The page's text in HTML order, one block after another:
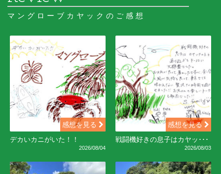
マングローブカヤックのご感想
感想を見る
デカいカニがいた！！
2026/08/04
感想を見る
戦闘機好きの息子はカヤッ･･･
2026/08/03